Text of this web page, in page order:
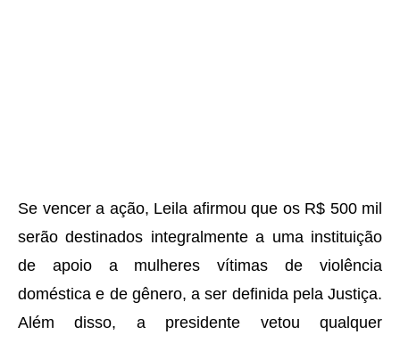
Se vencer a ação, Leila afirmou que os R$ 500 mil
serão destinados integralmente a uma instituição
de apoio a mulheres vítimas de violência
doméstica e de gênero, a ser definida pela Justiça.
Além disso, a presidente vetou qualquer